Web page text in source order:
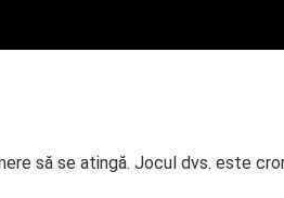
să se atingă. Jocul dvs. este